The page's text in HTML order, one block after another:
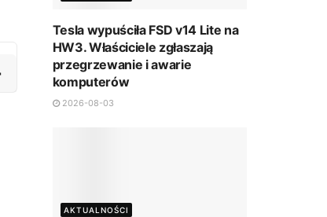
Tesla wypuściła FSD v14 Lite na
HW3. Właściciele zgłaszają
przegrzewanie i awarie
komputerów
2026-08-03
AKTUALNOŚCI